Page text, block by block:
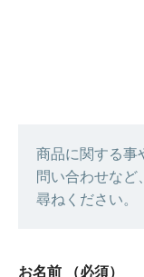
商品に関する事
問い合わせなど
尋ねください。
お名前 （必須）